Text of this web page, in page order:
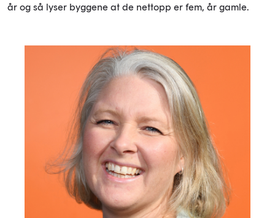
år og så lyser byggene at de nettopp er fem, år gamle.